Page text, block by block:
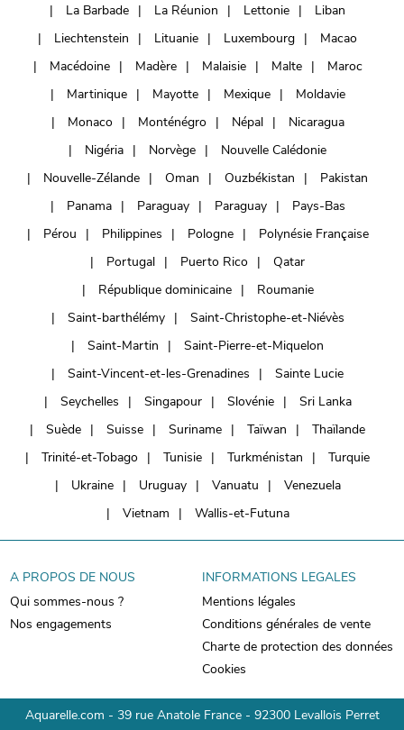
La Barbade
La Réunion Lettonie
Liban
Liechtenstein
Lituanie Luxembourg
Macao
Macédoine
Madère Malaisie Malte
Maroc
Martinique
Mayotte Mexique
Moldavie
Monaco
Monténégro Népal
Nicaragua
Nigéria
Norvège
Nouvelle Calédonie
Nouvelle-Zélande
Oman Ouzbékistan
Pakistan
Panama
Paraguay Paraguay
Pays-Bas
Pérou
Philippines Pologne
Polynésie Française
Portugal
Puerto Rico
Qatar
République dominicaine
Roumanie
Saint-barthélémy
Saint-Christophe-et-Niévès
Saint-Martin
Saint-Pierre-et-Miquelon
Saint-Vincent-et-les-Grenadines
Sainte Lucie
Seychelles
Singapour Slovénie
Sri Lanka
Suède
Suisse Suriname Taïwan
Thaïlande
Trinité-et-Tobago
Tunisie Turkménistan
Turquie
Ukraine
Uruguay Vanuatu
Venezuela
Vietnam
Wallis-et-Futuna
A PROPOS DE NOUS
Qui sommes-nous ?
Nos engagements
INFORMATIONS LEGALES
Mentions légales
Conditions générales de vente
Charte de protection des données
Cookies
Aquarelle.com - 39 rue Anatole France - 92300 Levallois Perret